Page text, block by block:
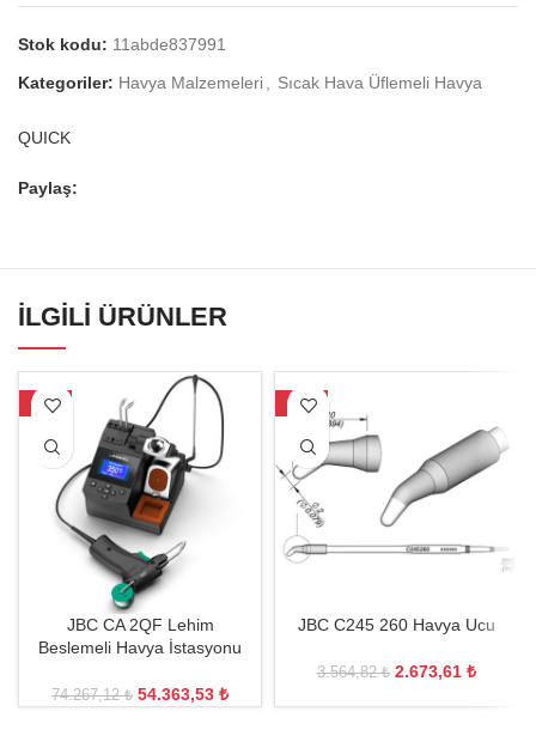
Stok kodu: 11abde837991
Kategoriler: Havya Malzemeleri Sıcak Hava Üflemeli Havya
QUICK
Paylaş:
İLGILI ÜRÜNLER
-27%
JBC CA 2QF Lehim
Beslemeli Havya İstasyonu
74.267,12₺ 54.363,53 ₺
-25%
JBC C245 260 Havya Ucu
3.564,82₺ 2.673,61 ₺